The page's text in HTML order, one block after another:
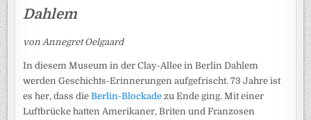
Dahlem
von Annegret Oelgaard
In diesem Museum in der Clay-Allee in Berlin Dahlem
werden Geschichts-Erinnerungen aufgefrischt. 73 Jahre ist
es her, dass dieBerlin-Blockade zu Ende ging. Mit einer
Luftbrücke hatten Amerikaner, Briten und Franzosen